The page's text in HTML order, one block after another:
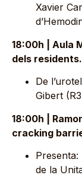
Xavier
18:00h | Aula
dels residents.
De
Gibert
18:00h |
cracking
de la